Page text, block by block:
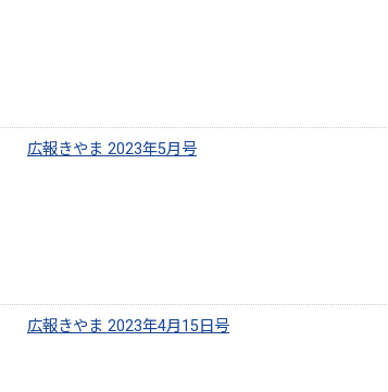
広報きやま 2023年5月号
広報きやま 2023年4月15日号